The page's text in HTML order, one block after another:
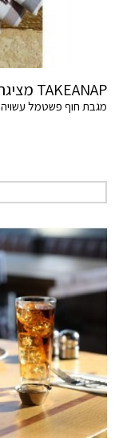
TAKEANAP מציגה: מגבת החוף שלא סוחבת חול
מגבת חוף פשטמל עשויה 100% כותנה, באריגה דקה, רכה ואוורירית.